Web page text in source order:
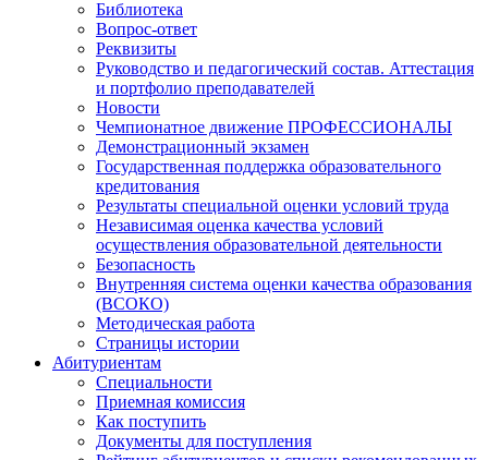
Библиотека
Вопрос-ответ
Реквизиты
Руководство и педагогический состав. Аттестация
и портфолио преподавателей
Новости
Чемпионатное движение ПРОФЕССИОНАЛЫ
Демонстрационный экзамен
Государственная поддержка образовательного
кредитования
Результаты специальной оценки условий труда
Независимая оценка качества условий
осуществления образовательной деятельности
Безопасность
Внутренняя система оценки качества образования
(ВСОКО)
Методическая работа
Страницы истории
Абитуриентам
Специальности
Приемная комиссия
Как поступить
Документы для поступления